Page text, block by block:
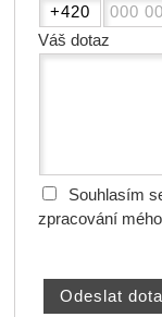
Váš dotaz
Souhlasím
zpracování